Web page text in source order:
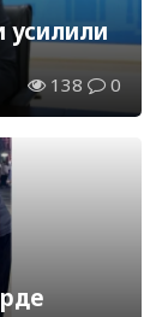
усилили
138 0